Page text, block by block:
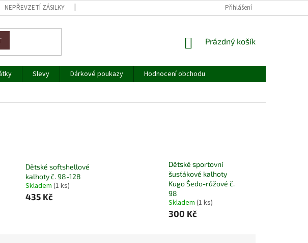
NEPŘEVZETÍ ZÁSILKY OBCHODNÍ PODMÍNKY
Přihlášení
NÁKUPNÍ
Prázdný košík
Slevy Dárkové poukazy
Hodnocení obchodu
Dětské softshellové
kalhoty č. 98-128
Skladem (1 ks)
435 Kč
Dětské sportovní
šusťákové kalhoty
Kugo Šedo-růžové č.
98
Skladem (1 ks)
300 Kč